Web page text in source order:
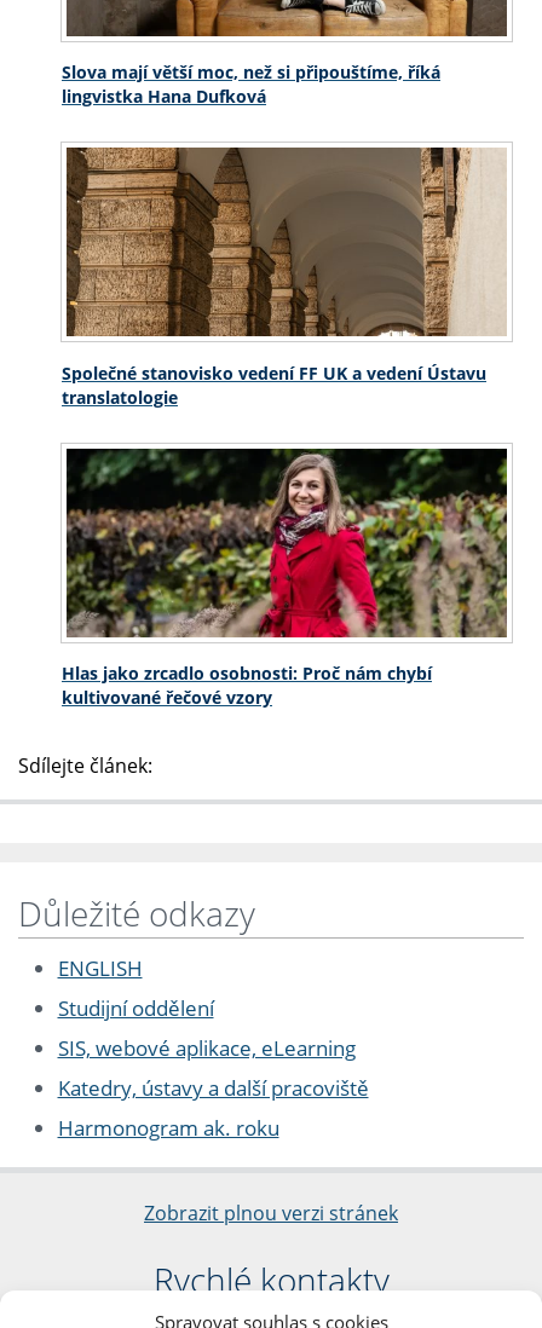
Spravovat souhlas s cookies
Slova mají větší moc, než si připouštíme, říká
lingvistka Hana Dufková
Společné stanovisko vedení FF UK a vedení Ústavu
translatologie
Hlas jako zrcadlo osobnosti: Proč nám chybí
kultivované řečové vzory
Sdílejte článek:
Důležité odkazy
ENGLISH
Studijní oddělení
SIS, webové aplikace, eLearning
Katedry, ústavy a další pracoviště
Harmonogram ak. roku
Zobrazit plnou verzi stránek
Rychlé kontakty